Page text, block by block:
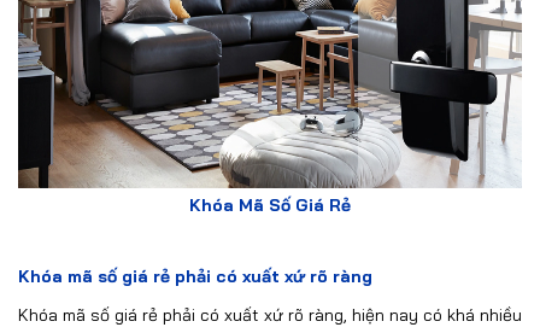
Khóa Mã Số Giá Rẻ
Khóa mã số giá rẻ phải có xuất xứ rõ ràng
Khóa mã số giá rẻ phải có xuất xứ rõ ràng, hiện nay có khá nhiều